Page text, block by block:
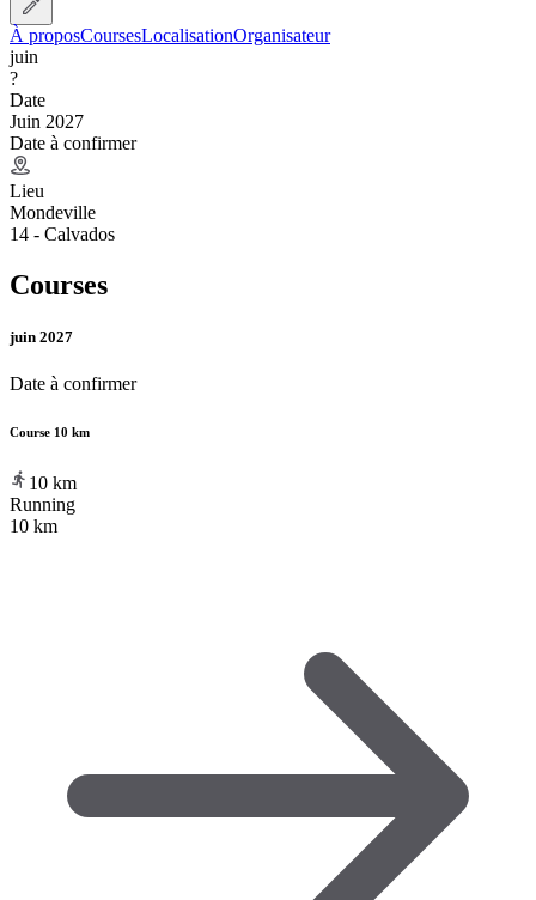
À proposCoursesLocalisationOrganisateur
juin
?
Date
Juin 2027
Date à confirmer
Lieu
Mondeville
14 - Calvados
Courses
juin 2027
Date à confirmer
Course 10 km
10 km
Running
10 km